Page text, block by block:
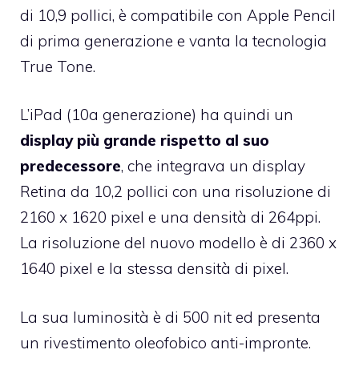
di 10,9 pollici, è compatibile con Apple Pencil
di prima generazione e vanta la tecnologia
True Tone.
L’iPad (10a generazione) ha quindi un
display più grande rispetto al suo
predecessore, che integrava un display
Retina da 10,2 pollici con una risoluzione di
2160 x 1620 pixel e una densità di 264ppi.
La risoluzione del nuovo modello è di 2360 x
1640 pixel e la stessa densità di pixel.
La sua luminosità è di 500 nit ed presenta
un rivestimento oleofobico anti-impronte.